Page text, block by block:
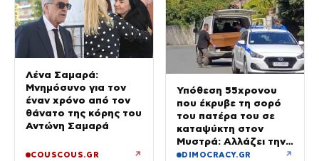
Λένα Σαμαρά:
Μνημόσυνο για τον
έναν χρόνο από τον
θάνατο της κόρης του
Αντώνη Σαμαρά
COUSCOUS.GR ↗
Υπόθεση 55χρονου
που έκρυβε τη σορό
του πατέρα του σε
καταψύκτη στον
Μυστρά: Αλλάζει την
υπερασπιστική του
DIMOCRACY.GR ↗